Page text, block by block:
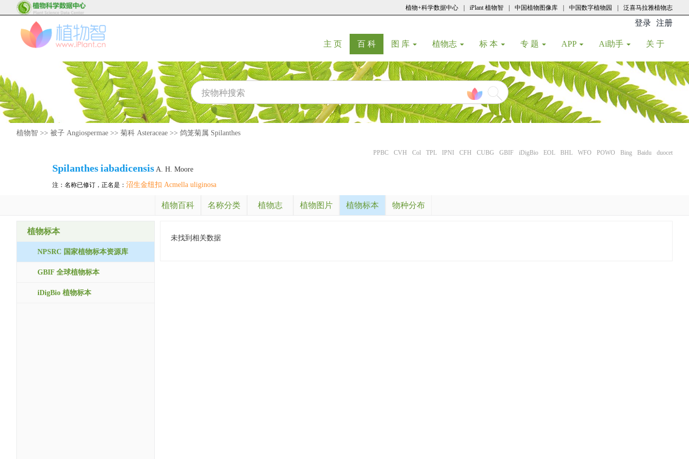
植物+科学数据中心 iPlant 植物智 中国植物图像库 中国数字植物园 泛喜马拉雅植物志
登录 注册
主 页(current)
百 科(current)
图 库 植物志 标 本 专 题 APP Ai助手 关 于
植物智 >> 被子 Angiospermae >> 菊科 Asteraceae >> 鸽笼菊属 Spilanthes
PPBC CVH Col TPL IPNI CFH CUBG GBIF iDigBio EOL BHL WFO POWO Bing Baidu duocet
Spilanthesiabadicensis A. H. Moore
注：名称已修订，正名是： 沼生金纽扣 Acmella uliginosa
植物百科 名称分类 植物志 植物图片 植物标本 物种分布
植物标本
NPSRC 国家植物标本资源库
GBIF 全球植物标本
iDigBio 植物标本
未找到相关数据